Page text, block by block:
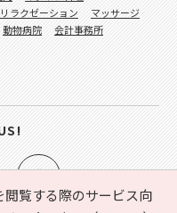
覧する際のサービス向
リラクゼーション
マッサージ
動物病院
会計事務所